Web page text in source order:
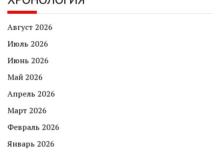
Август 2026
Июль 2026
Июнь 2026
Май 2026
Апрель 2026
Март 2026
Февраль 2026
Январь 2026